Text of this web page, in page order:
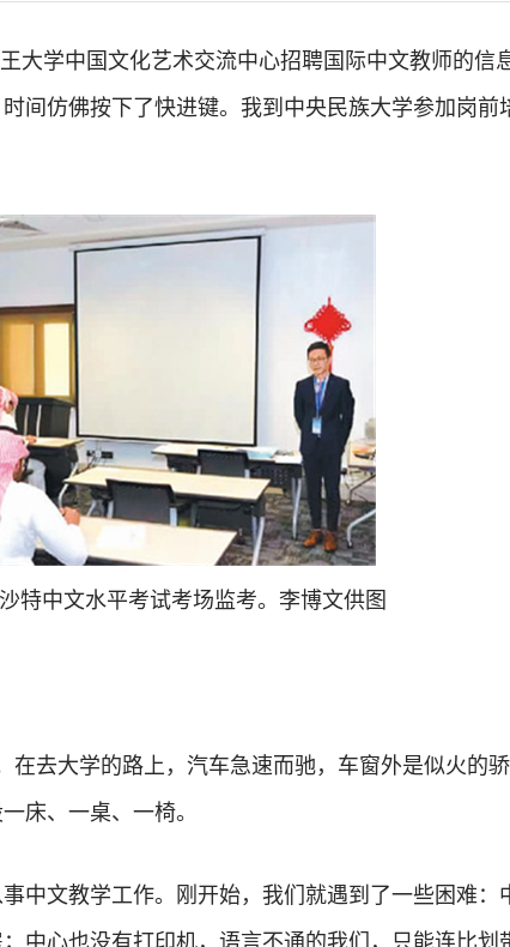
大学中国文化艺术交流中心招聘国际中文教师的信
间仿佛按下了快进键。我到中央民族大学参加岗前
特中文水平考试考场监考。李博文供图
在去大学的路上，汽车急速而驰，车窗外是似火的
床、一桌、一椅。
中文教学工作。刚开始，我们就遇到了一些困难：
中心也没有打印机，语言不通的我们，只能连比划